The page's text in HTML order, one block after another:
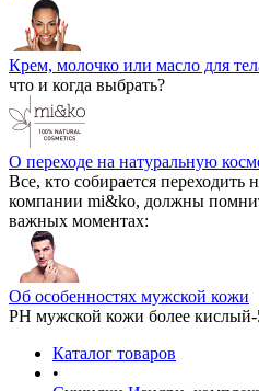
Крем, молочко или масло для
что и когда выбрать?
О переходе на натуральную
Все, кто собирается переходить
компании mi&ko, должны
важных моментах:
Об особенностях мужской кожи
РН мужской кожи более
Каталог товаров
•